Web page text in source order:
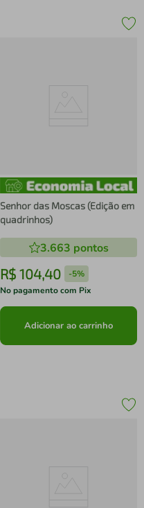
Senhor das Moscas (Edição em
quadrinhos)
3.663 pontos
R$ 104,40 -5%
No pagamento com Pix
Adicionar ao carrinho